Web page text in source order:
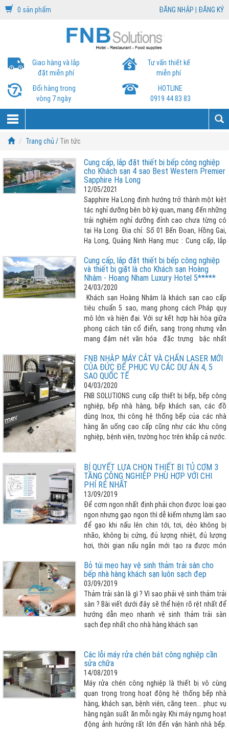
0 sản phẩm ĐĂNG NHẬP | ĐĂNG KÝ
Giao hàng và lắp
đặt miễn phí
Tư vấn thiết kế
miễn phí
Đổi hàng trong
vòng 7 ngày
HOTLINE
0919 44 83 83
Trang chủ / Tin tức
Cung cấp, lắp đặt thiết bị bếp công nghiệp
cho Khách sạn 4 sao Best Western Premier
Sapphire Hạ Long
12/05/2021
Sapphire Ha Long định hướng trở thành một kiệt
tác nghỉ dưỡng bên bờ kỳ quan, mang đến những
trải nghiệm nghỉ dưỡng đỉnh cao chưa từng có
tại Hạ Long. Địa chỉ: Số 01 Bến Đoan, Hồng Gai,
Hạ Long, Quảng Ninh Hạng mục : Cung cấp, lắp
Cung cấp, lắp đặt thiết bị bếp công nghiệp
và thiết bị giặt là cho Khách sạn Hoàng
Nhâm - Hoang Nham Luxury Hotel 5*****
24/03/2020
Khách sạn Hoàng Nhâm là khách sạn cao cấp
tiêu chuẩn 5 sao, mang phong cách Pháp quy
mô lớn và hiện đại. Với sự kết hợp hài hòa giữa
phong cách tân cổ điển, sang trọng nhưng vẫn
mang đậm nét văn hóa đặc trưng bậc nhất
FNB NHẬP MÁY CẮT VÀ CHẤN LASER MỚI
CỦA ĐỨC ĐỂ PHỤC VỤ CÁC DỰ ÁN 4, 5
SAO QUỐC TẾ
04/03/2020
FNB SOLUTIONS cung cấp thiết bị bếp, bếp công
nghiệp, bếp nhà hàng, bếp khách sạn, các đồ
dùng Inox, thi công hệ thống bếp của các nhà
hàng ăn uống cao cấp cũng như các khu công
nghiệp, bệnh viện, trường học trên khắp cả nước.
mới của Đức để phục vụ quá trình sản xuất thiết
bị chất lượng cao.
BÍ QUYẾT LỰA CHỌN THIẾT BỊ TỦ CƠM 3
TẦNG CÔNG NGHIỆP PHÙ HỢP VỚI CHI
PHÍ RẺ NHẤT
13/09/2019
Để cơm ngon nhất định phải chọn được loại gạo
ngon nhưng gạo ngon thì dễ kiếm nhưng làm sao
để gạo khi nấu lên chin tới, tơi, dẻo không bị
nhão, không bị cứng, đủ lượng nhiệt, đủ lượng
hơi, thời gian nấu ngắn mới tạo ra được món
BỊ NẤU CƠM TỐT, PHÙ HỢP QUYẾT ĐỊNH ĐẾN 80%
CƠM NGON”. Vậy lựa chọn tủ cơm 3 tầng cho
nhà bếp công nghiệp như thế nào cho phù hợp
với chi phí rẻ nhất, xin vui lòng tham khảo bài viết
dưới đây
Bỏ túi mẹo hay vệ sinh thảm trải sàn cho
bếp nhà hàng khách sạn luôn sạch đẹp
03/09/2019
Thảm trải sàn là gì ? Vì sao phải vệ sinh thảm trải
sàn ? Bài viết dưới đây sẽ thể hiện rõ rệt nhất để
hướng dẫn mẹo nhanh vệ sinh thảm trải sàn
sạch đẹp nhất cho nhà hàng khách sạn
Các lỗi máy rửa chén bát công nghiệp cần
sửa chữa
14/08/2019
Máy rửa chén công nghiệp là thiết bị vô cùng
quan trọng trong hoạt động hệ thống bếp nhà
hàng, khách sạn, bệnh viện, căng teen... phục vụ
hàng ngàn suất ăn mỗi ngày. Khi máy ngưng hoạt
động ảnh hưởng rất lớn đến vận hành nhà bếp.